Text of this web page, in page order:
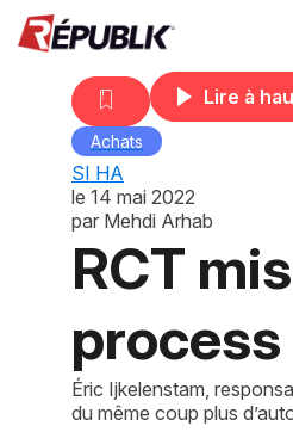
Lire à
Achats
SI HA
le 14 mai 2022
par Mehdi Arhab
RCT
process
Éric Ijkelenstam,
du même coup plus